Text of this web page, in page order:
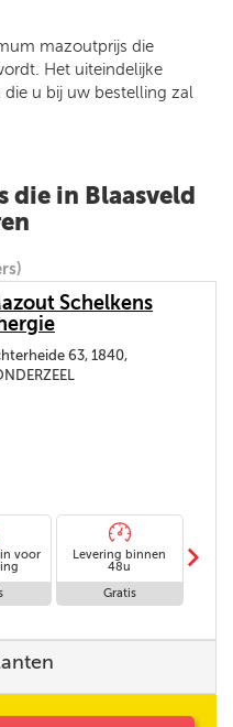
mazoutprijs die
Het uiteindelijke
u bij uw bestelling zal
die in Blaasveld
Schelkens
63, 1840,
voor
Levering binnen
48u
Gratis
m